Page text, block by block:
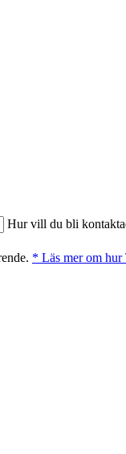
Hur vill du bli
* Läs mer om hur